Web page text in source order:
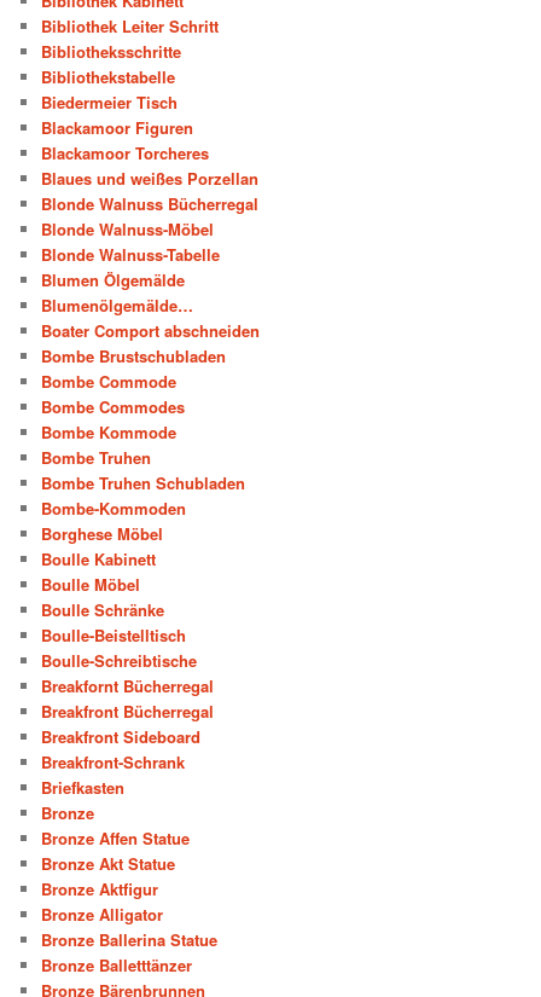
Bibliothek Leiter Schritt
Bibliotheksschritte
Bibliothekstabelle
Biedermeier Tisch
Blackamoor Figuren
Blackamoor Torcheres
Blaues und weißes Porzellan
Blonde Walnuss Bücherregal
Blonde Walnuss-Möbel
Blonde Walnuss-Tabelle
Blumen Ölgemälde
Blumenölgemälde…
Boater Comport abschneiden
Bombe Brustschubladen
Bombe Commode
Bombe Commodes
Bombe Kommode
Bombe Truhen
Bombe Truhen Schubladen
Bombe-Kommoden
Borghese Möbel
Boulle Kabinett
Boulle Möbel
Boulle Schränke
Boulle-Beistelltisch
Boulle-Schreibtische
Breakfornt Bücherregal
Breakfront Bücherregal
Breakfront Sideboard
Breakfront-Schrank
Briefkasten
Bronze
Bronze Affen Statue
Bronze Akt Statue
Bronze Aktfigur
Bronze Alligator
Bronze Ballerina Statue
Bronze Balletttänzer
Bronze Bärenbrunnen